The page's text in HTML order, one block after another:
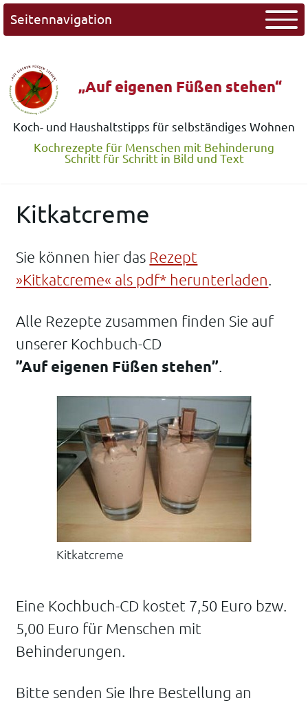
Seitennavigation
„Auf eigenen Füßen stehen“
Koch- und Haushaltstipps für selbständiges Wohnen
Kochrezepte für Menschen mit Behinderung
Schritt für Schritt in Bild und Text
Kitkatcreme
Sie können hier das Rezept
»Kitkatcreme« als pdf* herunterladen.
Alle Rezepte zusammen finden Sie auf
unserer Kochbuch-CD
”Auf eigenen Füßen stehen”.
Kitkatcreme
Eine Kochbuch-CD kostet 7,50 Euro bzw.
5,00 Euro für Menschen mit
Behinderungen.
Bitte senden Sie Ihre Bestellung an